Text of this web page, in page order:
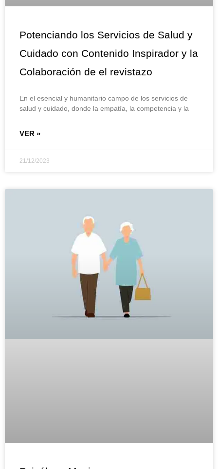
Potenciando los Servicios de Salud y
Cuidado con Contenido Inspirador y la
Colaboración de el revistazo
En el esencial y humanitario campo de los servicios de
salud y cuidado, donde la empatía, la competencia y la
VER »
21/12/2023